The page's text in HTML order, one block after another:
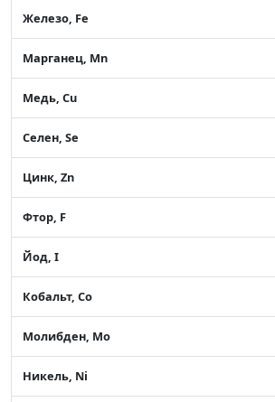
Железо, Fe
Марганец, Mn
Медь, Cu
Селен, Se
Цинк, Zn
Фтор, F
Йод, I
Кобальт, Co
Молибден, Mo
Никель, Ni